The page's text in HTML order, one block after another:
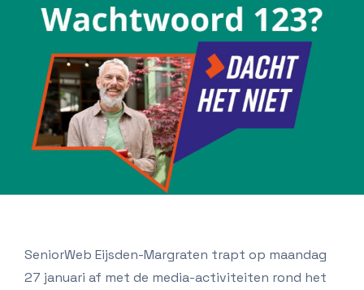
SeniorWeb Eijsden-Margraten trapt op maandag
27 januari af met de media-activiteiten rond het